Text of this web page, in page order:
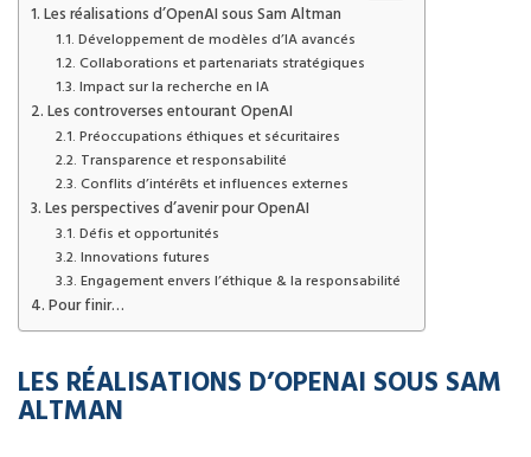
Les réalisations d’OpenAI sous Sam Altman
Développement de modèles d’IA avancés
Collaborations et partenariats stratégiques
Impact sur la recherche en IA
Les controverses entourant OpenAI
Préoccupations éthiques et sécuritaires
Transparence et responsabilité
Conflits d’intérêts et influences externes
Les perspectives d’avenir pour OpenAI
Défis et opportunités
Innovations futures
Engagement envers l’éthique & la responsabilité
Pour finir…
LES RÉALISATIONS D’OPENAI SOUS SAM
ALTMAN